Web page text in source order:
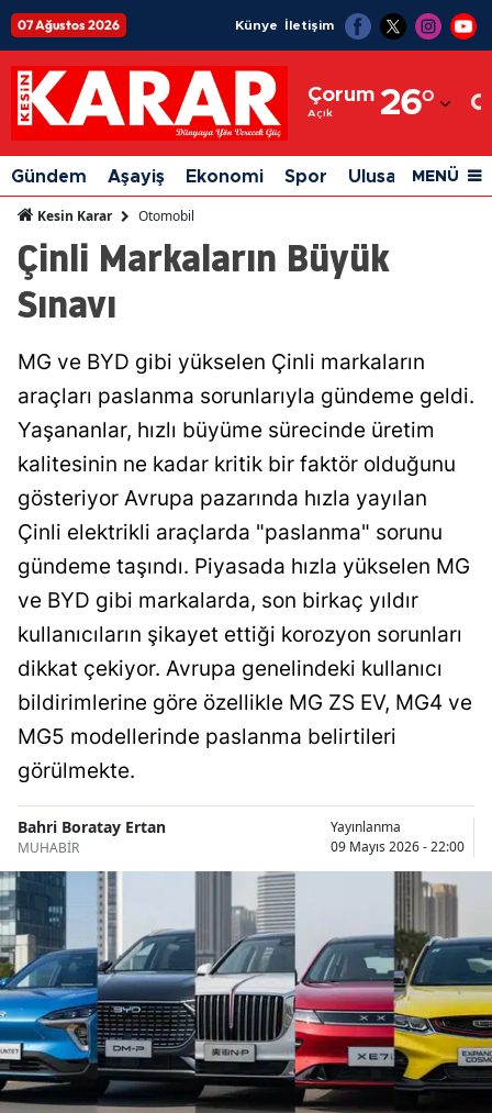
07 Ağustos 2026 Künye İletişim
Çorum
Açık 26°
Adıyaman
Afyonkarahisar
Ağrı
Amasya
Aydın
Balıkesir
Bilecik
Bingöl
Bitlis
Bolu
Burdur
Bursa
Çankırı
Çorum
Diyarbakır
Edirne
Elazığ
Erzincan
Gündem Aşayiş Ekonomi Spor Ulusal Siyaset
MENÜ
Kesin Karar Otomobil
Çinli Markaların Büyük
Sınavı
MG ve BYD gibi yükselen Çinli markaların
araçları paslanma sorunlarıyla gündeme geldi.
Yaşananlar, hızlı büyüme sürecinde üretim
kalitesinin ne kadar kritik bir faktör olduğunu
gösteriyor Avrupa pazarında hızla yayılan
Çinli elektrikli araçlarda "paslanma" sorunu
gündeme taşındı. Piyasada hızla yükselen MG
ve BYD gibi markalarda, son birkaç yıldır
kullanıcıların şikayet ettiği korozyon sorunları
dikkat çekiyor. Avrupa genelindeki kullanıcı
bildirimlerine göre özellikle MG ZS EV, MG4 ve
MG5 modellerinde paslanma belirtileri
görülmekte.
Bahri Boratay Ertan
MUHABİR
Yayınlanma
09 Mayıs 2026 - 22:00